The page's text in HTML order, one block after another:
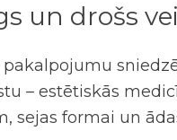
un drošs
– estētiskās
sejas formai un